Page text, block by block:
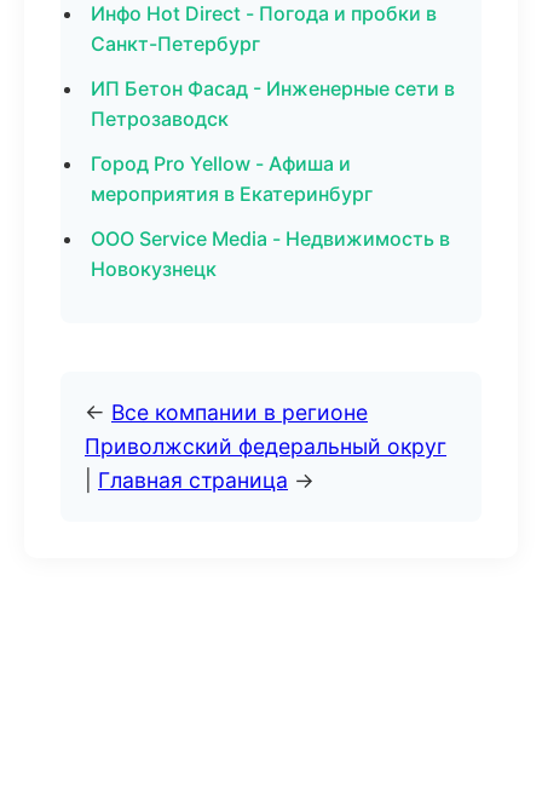
Инфо Hot Direct - Погода и пробки в
Санкт-Петербург
ИП Бетон Фасад - Инженерные сети в
Петрозаводск
Город Pro Yellow - Афиша и
мероприятия в Екатеринбург
ООО Service Media - Недвижимость в
Новокузнецк
← Все компании в регионе
Приволжский федеральный округ
Главная страница →